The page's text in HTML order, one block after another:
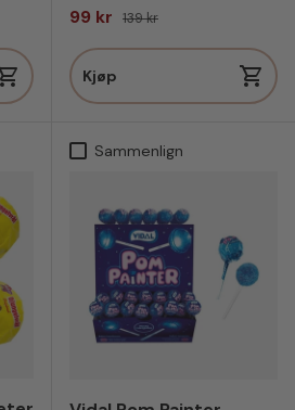
Salgspris
99 kr Vanlig pris
139 kr
Kjøp
Sammenlign